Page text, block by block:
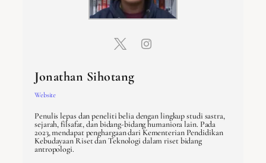
Jonathan Sihotang
Website
Penulis lepas dan peneliti belia dengan lingkup studi sastra,
sejarah, filsafat, dan bidang-bidang humaniora lain. Pada
2023, mendapat penghargaan dari Kementerian Pendidikan
Kebudayaan Riset dan Teknologi dalam riset bidang
antropologi.